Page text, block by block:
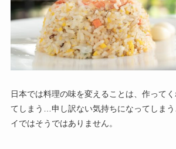
日本では料理の味を変えることは、作って
てしまう…申し訳ない気持ちになってしま
イではそうではありません。